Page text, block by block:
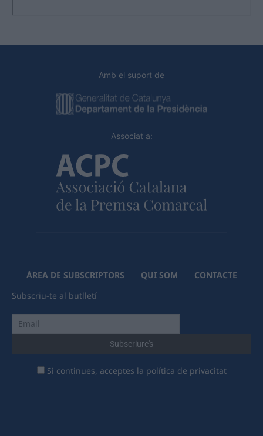
Amb el suport de
Associat a:
ÀREA DE SUBSCRIPTORS QUI SOM
CONTACTE
Subscriu-te al butlletí
Si continues, acceptes la política de privacitat